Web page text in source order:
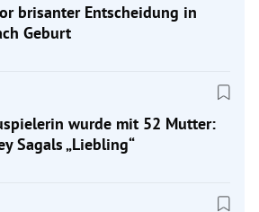
brisanter Entscheidung in
Geburt
wurde mit 52 Mutter:
Sagals „Liebling“